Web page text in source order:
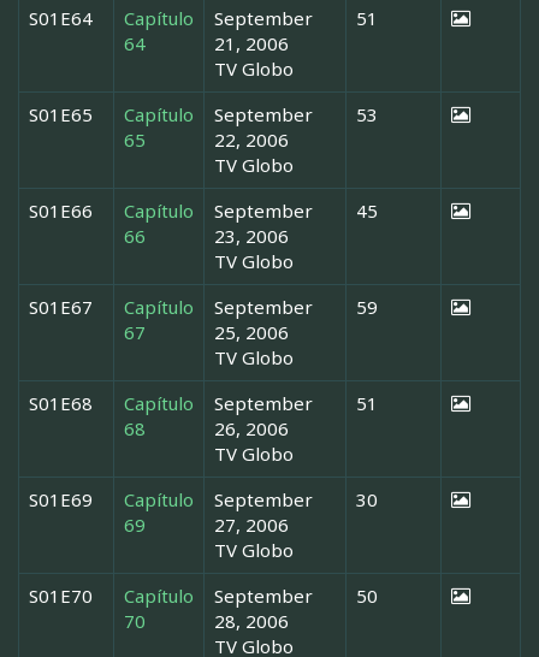
S01E64
Capítulo
64
September
21, 2006
TV Globo
51
S01E65
Capítulo
65
September
22, 2006
TV Globo
53
S01E66
Capítulo
66
September
23, 2006
TV Globo
45
S01E67
Capítulo
67
September
25, 2006
TV Globo
59
S01E68
Capítulo
68
September
26, 2006
TV Globo
51
S01E69
Capítulo
69
September
27, 2006
TV Globo
30
S01E70
Capítulo
70
September
28, 2006
TV Globo
50